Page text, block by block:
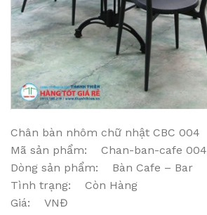
Chân bàn nhôm chữ nhật CBC 004
Mã sản phẩm: Chan-ban-cafe 004
Dòng sản phẩm: Bàn Cafe – Bar
Tình trạng: Còn Hàng
Giá: VNĐ